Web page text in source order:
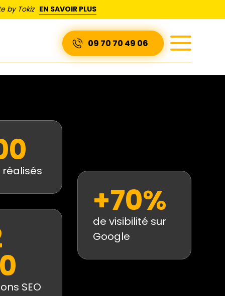
by Tokiz EN SAVOIR PLUS
09 70 70 49 06
SEO
+70%
de visibilité sur
Google